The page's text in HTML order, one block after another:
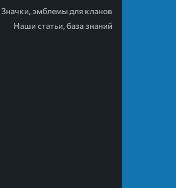
Значки, эмблемы для кланов
Наши статьи, база знаний